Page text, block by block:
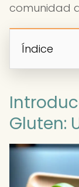
comunidad
Índice
Gluten: